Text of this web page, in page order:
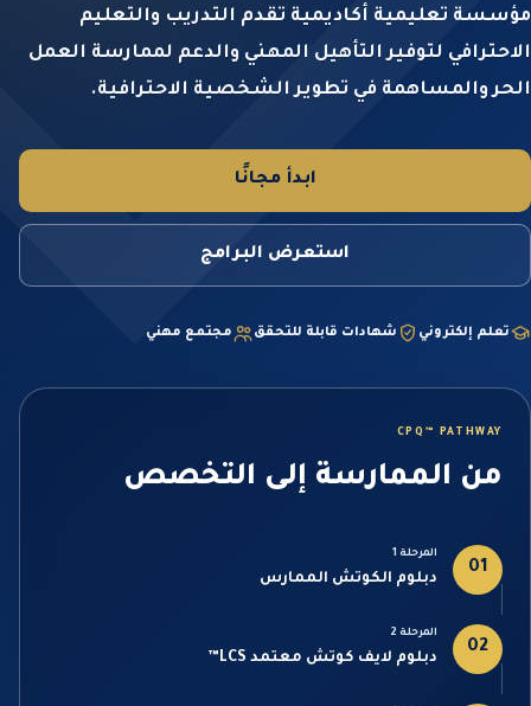
مؤسسة تعليمية أكاديمية تقدم التدريب والتعليم
الاحترافي لتوفير التأهيل المهني والدعم لممارسة العمل
الحر والمساهمة في تطوير الشخصية الاحترافية.
ابدأ مجانًا
استعرض البرامج
تعلم إلكتروني شهادات قابلة للتحقق مجتمع مهني
CPQ™ PATHWAY
من الممارسة إلى التخصص
01
المرحلة 1
دبلوم الكوتش الممارس
02
المرحلة 2
دبلوم لايف كوتش معتمد LCS™